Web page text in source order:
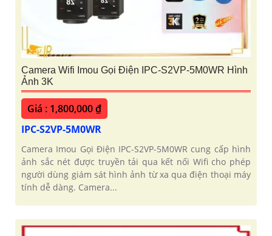
Camera Wifi Imou Gọi Điện IPC-S2VP-5M0WR Hình
Ảnh 3K
Giá : 1,800,000 ₫
IPC-S2VP-5M0WR
Camera Imou Gọi Điện IPC-S2VP-5M0WR cung cấp hình
ảnh sắc nét được truyền tải qua kết nối Wifi cho phép
người dùng giám sát hình ảnh từ xa qua điện thoại máy
tính dễ dàng. Camera...